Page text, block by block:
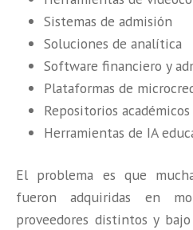
Sistemas de admisión
Soluciones de analítica
Software financiero y
Plataformas de
Repositorios académicos
Herramientas de IA
El problema es que
fueron adquiridas en
proveedores distintos y bajo